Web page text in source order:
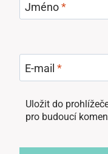
Jméno*
E-mail *
Uložit do
pro budoucí